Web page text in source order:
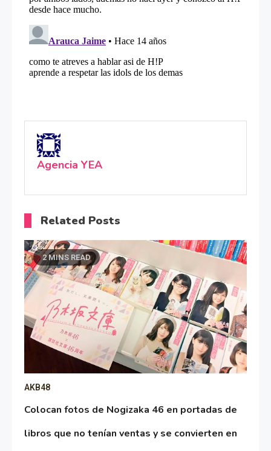
Agencia YEA
Related Posts
2 MINS READ
AKB48
Colocan fotos de Nogizaka 46 en portadas de
libros que no tenían ventas y se convierten en